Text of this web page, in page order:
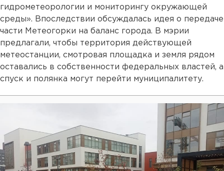
гидрометеорологии и мониторингу окружающей
среды». Впоследствии обсуждалась идея о передаче
части Метеогорки на баланс города. В мэрии
предлагали, чтобы территория действующей
метеостанции, смотровая площадка и земля рядом
оставались в собственности федеральных властей, а
спуск и полянка могут перейти муниципалитету.